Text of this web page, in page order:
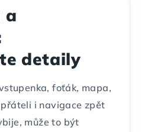
a
detaily
foťák, mapa,
i navigace zpět
může to být